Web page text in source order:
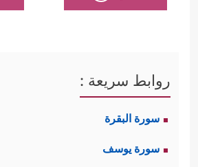
روابط سريعة :
سورة البقرة
سورة يوسف